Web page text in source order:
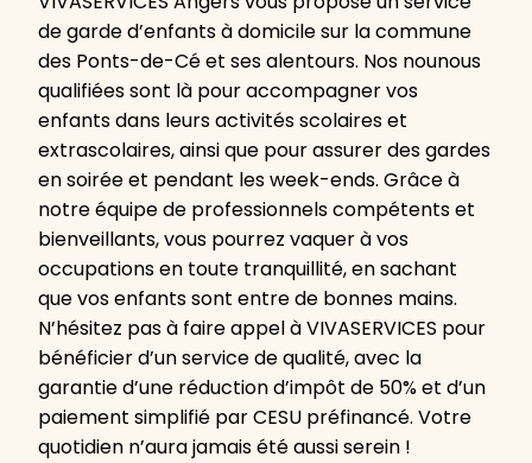
de garde d’enfants à domicile sur la commune
des Ponts-de-Cé et ses alentours. Nos nounous
qualifiées sont là pour accompagner vos
enfants dans leurs activités scolaires et
extrascolaires, ainsi que pour assurer des gardes
en soirée et pendant les week-ends. Grâce à
notre équipe de professionnels compétents et
bienveillants, vous pourrez vaquer à vos
occupations en toute tranquillité, en sachant
que vos enfants sont entre de bonnes mains.
N’hésitez pas à faire appel à VIVASERVICES pour
bénéficier d’un service de qualité, avec la
garantie d’une réduction d’impôt de 50% et d’un
paiement simplifié par CESU préfinancé. Votre
quotidien n’aura jamais été aussi serein !